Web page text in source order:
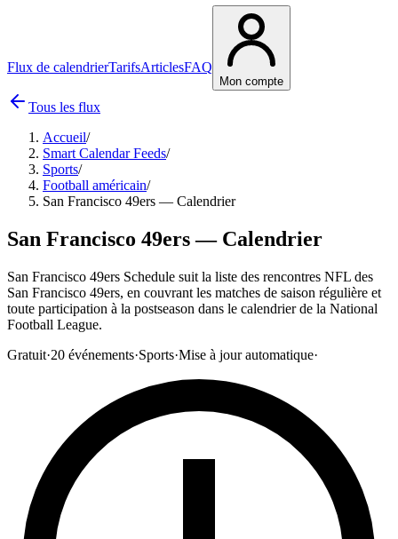
Flux de calendrierTarifsArticlesFAQ
Mon compte
Tous les flux
Accueil/
Smart Calendar Feeds/
Sports/
Football américain/
San Francisco 49ers — Calendrier
San Francisco 49ers — Calendrier
San Francisco 49ers Schedule suit la liste des rencontres NFL des
San Francisco 49ers, en couvrant les matches de saison régulière et
toute participation à la postseason dans le calendrier de la National
Football League.
Gratuit·20 événements·Sports·Mise à jour automatique·